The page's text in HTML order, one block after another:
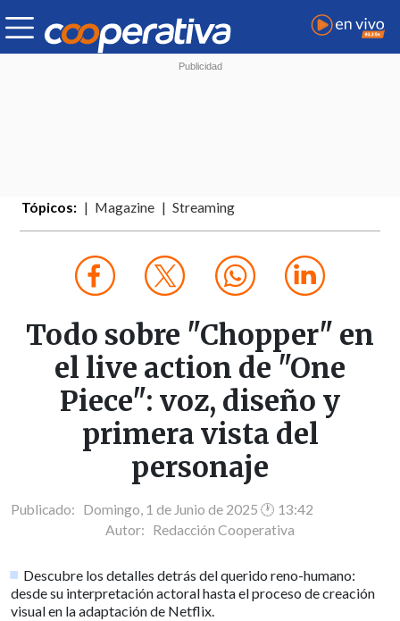
Tópicos: Magazine Streaming
Todo sobre "Chopper" en
el live action de "One
Piece": voz, diseño y
primera vista del
personaje
Publicado: Domingo, 1 de Junio de 2025 🕐 13:42
Autor: Redacción Cooperativa
Descubre los detalles detrás del querido reno-humano:
desde su interpretación actoral hasta el proceso de creación
visual en la adaptación de Netflix.